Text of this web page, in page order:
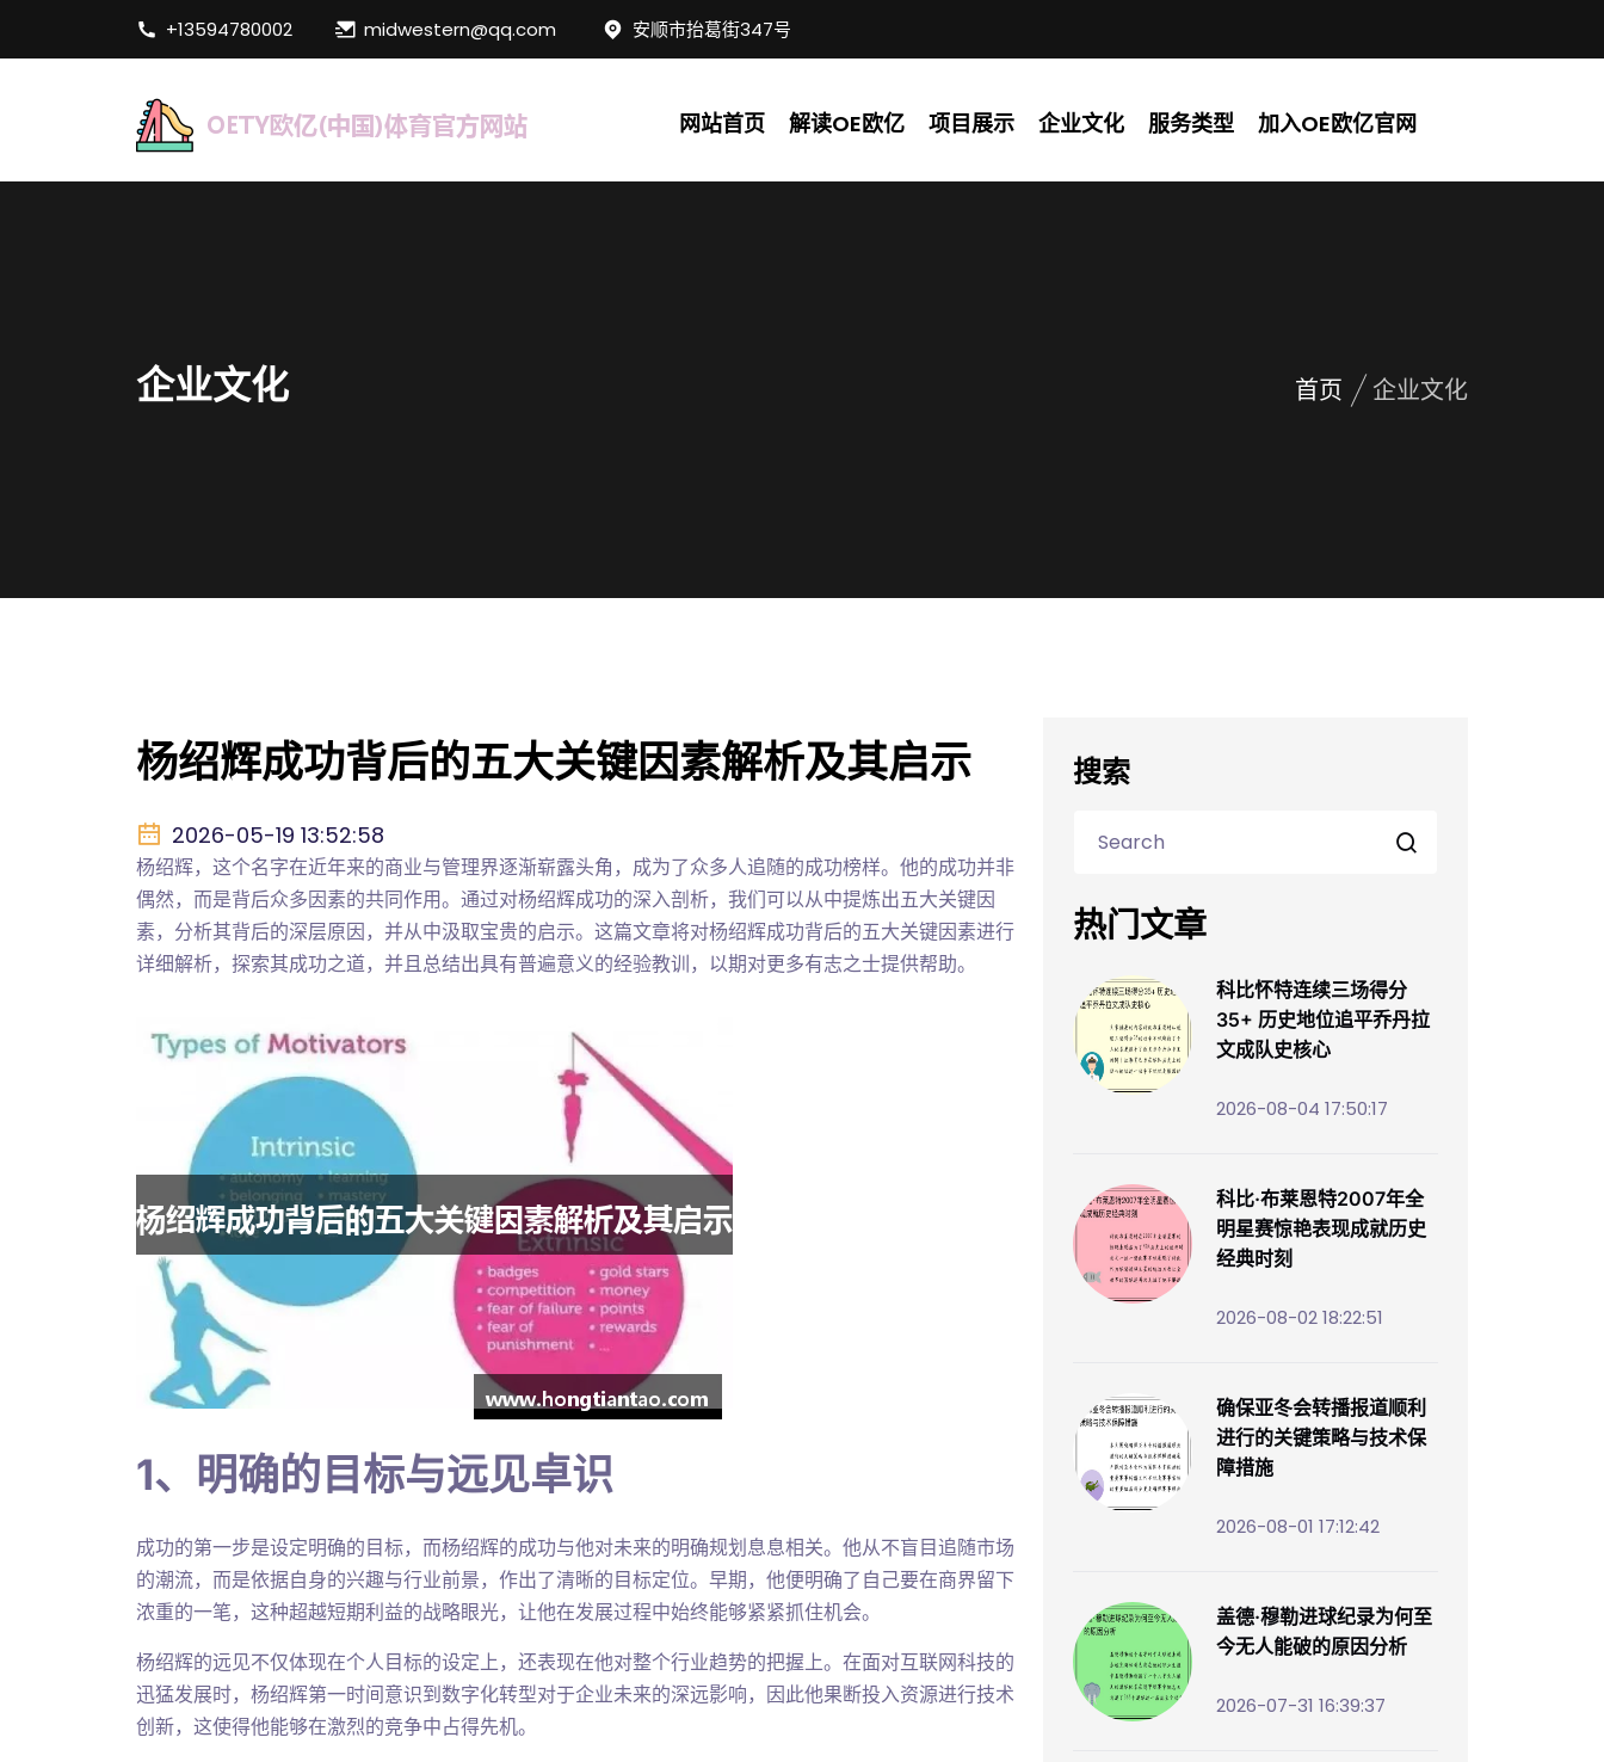
+13594780002 midwestern@qq.com 安顺市抬葛街347号
网站首页 解读OE欧亿 项目展示 企业文化 服务类型 加入OE欧亿官网
企业文化 首页 企业文化
杨绍辉成功背后的五大关键因素解析及其启示
2026-05-19 13:52:58
杨绍辉，这个名字在近年来的商业与管理界逐渐崭露头角，成为了众多人追随的成功榜样。他的成功并非
偶然，而是背后众多因素的共同作用。通过对杨绍辉成功的深入剖析，我们可以从中提炼出五大关键因
素，分析其背后的深层原因，并从中汲取宝贵的启示。这篇文章将对杨绍辉成功背后的五大关键因素进行
详细解析，探索其成功之道，并且总结出具有普遍意义的经验教训，以期对更多有志之士提供帮助。
1、明确的目标与远见卓识
成功的第一步是设定明确的目标，而杨绍辉的成功与他对未来的明确规划息息相关。他从不盲目追随市场
的潮流，而是依据自身的兴趣与行业前景，作出了清晰的目标定位。早期，他便明确了自己要在商界留下
浓重的一笔，这种超越短期利益的战略眼光，让他在发展过程中始终能够紧紧抓住机会。
杨绍辉的远见不仅体现在个人目标的设定上，还表现在他对整个行业趋势的把握上。在面对互联网科技的
迅猛发展时，杨绍辉第一时间意识到数字化转型对于企业未来的深远影响，因此他果断投入资源进行技术
创新，这使得他能够在激烈的竞争中占得先机。
搜索
热门文章
科比怀特连续三场得分
35+ 历史地位追平乔丹拉
文成队史核心
2026-08-04 17:50:17
科比·布莱恩特2007年全
明星赛惊艳表现成就历史
经典时刻
2026-08-02 18:22:51
确保亚冬会转播报道顺利
进行的关键策略与技术保
障措施
2026-08-01 17:12:42
盖德·穆勒进球纪录为何至
今无人能破的原因分析
2026-07-31 16:39:37